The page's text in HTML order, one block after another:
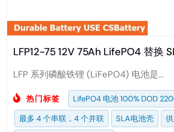
LFP12-75 12V 75Ah LifePO4 替换
LFP 系列磷酸铁锂 (LiFePO4) 电池是...
热门标签
LifePO4 电池 100% DOD
最多 4 个串联，4 个并联
SLA电池壳